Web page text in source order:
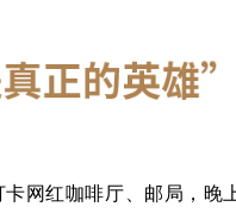
网红咖啡厅、邮局，